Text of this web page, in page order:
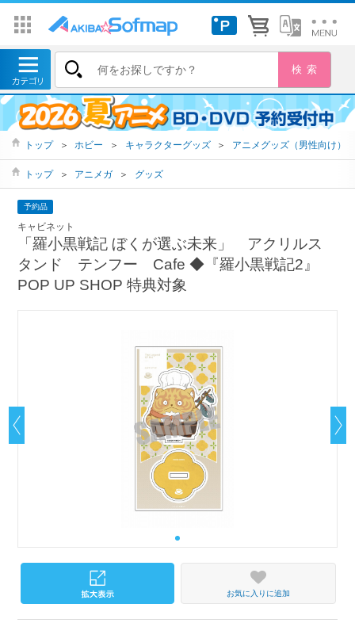
トップ ＞ ホビー ＞ キャラクターグッズ ＞ アニメグッズ（男性向け）
トップ ＞ アニメガ ＞ グッズ
予約品
キャビネット
「羅小黒戦記 ぼくが選ぶ未来」 アクリルス
タンド テンフー Cafe ◆『羅小黒戦記2』
POP UP SHOP 特典対象
お気に入りに追加